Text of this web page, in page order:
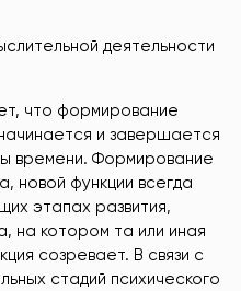
деятельности
что формирование
и завершается
времени. Формирование
новой функции всегда
этапах развития,
на котором та или иная
созревает. В связи с
стадий психического